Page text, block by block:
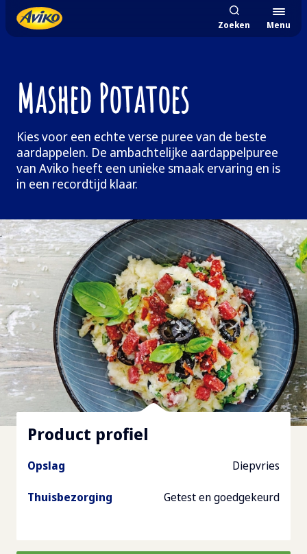
Zoeken Menu
Mashed Potatoes
Kies voor een echte verse puree van de beste
aardappelen. De ambachtelijke aardappelpuree
van Aviko heeft een unieke smaak ervaring en is
in een recordtijd klaar.
Product profiel
Opslag Diepvries
Thuisbezorging Getest en goedgekeurd